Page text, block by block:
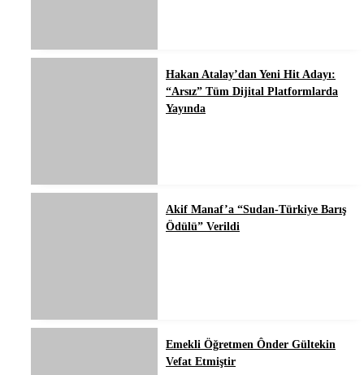
Hakan Atalay’dan Yeni Hit Adayı:
“Arsız” Tüm Dijital Platformlarda
Yayında
Akif Manaf’a “Sudan-Türkiye Barış
Ödülü” Verildi
Emekli Öğretmen Ônder Gültekin
Vefat Etmiştir